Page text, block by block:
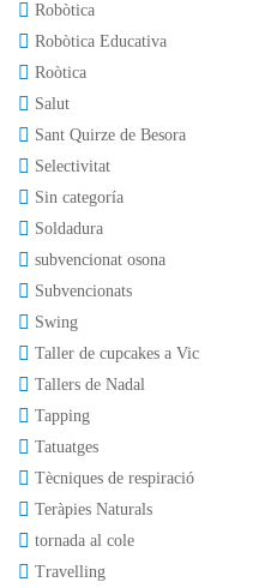
Robòtica
Robòtica Educativa
Roòtica
Salut
Sant Quirze de Besora
Selectivitat
Sin categoría
Soldadura
subvencionat osona
Subvencionats
Swing
Taller de cupcakes a Vic
Tallers de Nadal
Tapping
Tatuatges
Tècniques de respiració
Teràpies Naturals
tornada al cole
Travelling